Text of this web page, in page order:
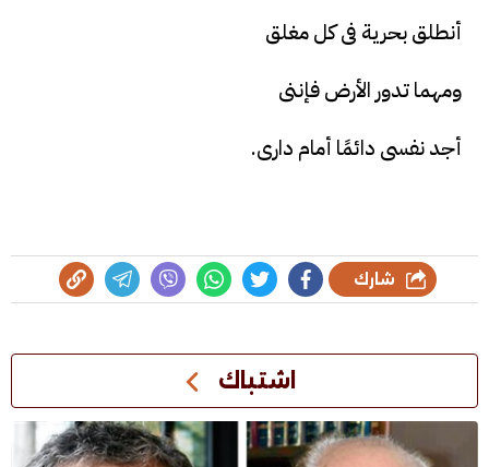
أنطلق بحرية فى كل مغلق
ومهما تدور الأرض فإننى
أجد نفسى دائمًا أمام دارى.
شارك
اشتباك